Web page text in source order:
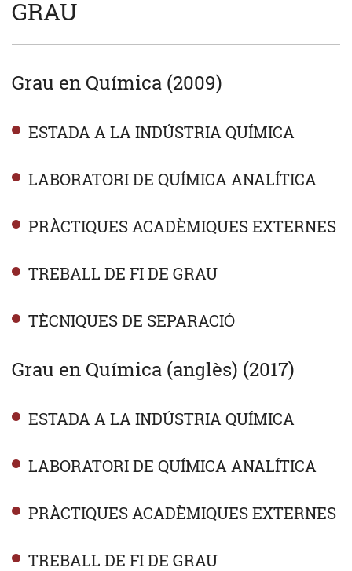
GRAU
Grau en Química (2009)
ESTADA A LA INDÚSTRIA QUÍMICA
LABORATORI DE QUÍMICA ANALÍTICA
PRÀCTIQUES ACADÈMIQUES EXTERNES
TREBALL DE FI DE GRAU
TÈCNIQUES DE SEPARACIÓ
Grau en Química (anglès) (2017)
ESTADA A LA INDÚSTRIA QUÍMICA
LABORATORI DE QUÍMICA ANALÍTICA
PRÀCTIQUES ACADÈMIQUES EXTERNES
TREBALL DE FI DE GRAU